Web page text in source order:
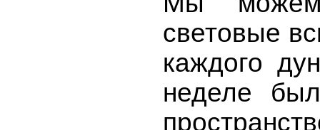
световые
каждого
неделе